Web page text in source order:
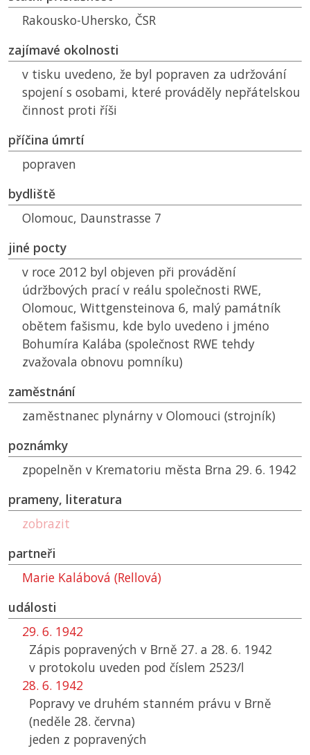
Rakousko-Uhersko, ČSR
zajímavé okolnosti
v tisku uvedeno, že byl popraven za udržování
spojení s osobami, které prováděly nepřátelskou
činnost proti říši
příčina úmrtí
popraven
bydliště
Olomouc, Daunstrasse 7
jiné pocty
v roce 2012 byl objeven při provádění
údržbových prací v reálu společnosti RWE,
Olomouc, Wittgensteinova 6, malý památník
obětem fašismu, kde bylo uvedeno i jméno
Bohumíra Kalába (společnost RWE tehdy
zvažovala obnovu pomníku)
zaměstnání
zaměstnanec plynárny v Olomouci (strojník)
poznámky
zpopelněn v Krematoriu města Brna 29. 6. 1942
prameny, literatura
zobrazit
partneři
Marie Kalábová (Rellová)
události
29. 6. 1942
Zápis popravených v Brně 27. a 28. 6. 1942
v protokolu uveden pod číslem 2523/l
28. 6. 1942
Popravy ve druhém stanném právu v Brně
(neděle 28. června)
jeden z popravených